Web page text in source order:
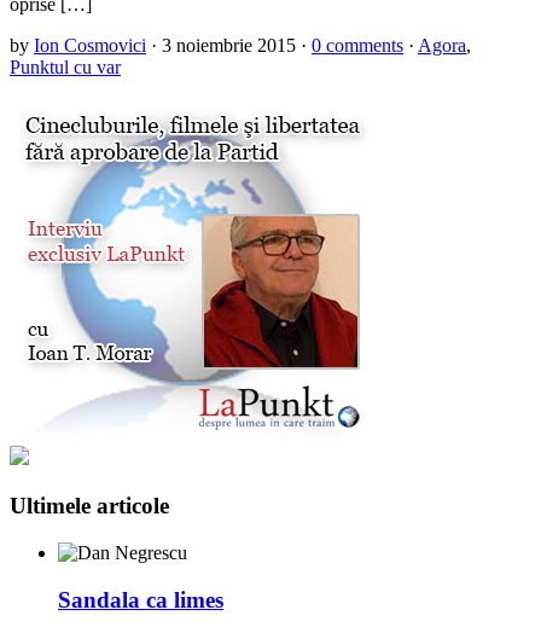
oprise […]
by Ion Cosmovici · 3 noiembrie 2015 · 0 comments · Agora,
Punktul cu var
Ultimele articole
Sandala ca limes